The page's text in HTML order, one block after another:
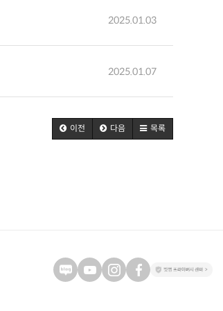
2025.01.03
2025.01.07
이전 다음 목록